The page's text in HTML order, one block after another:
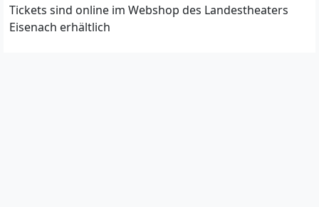
Tickets sind online im Webshop des Landestheaters
Eisenach erhältlich